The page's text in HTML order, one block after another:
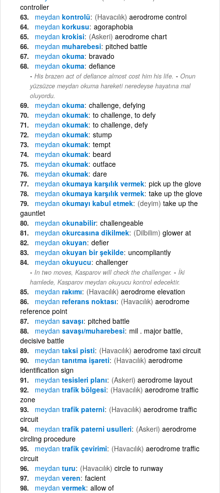
controller
meydan kontrolü (Havacılık) aerodrome control
meydan korkusu agoraphobia
meydan krokisi (Askeri) aerodrome chart
meydan muharebesi pitched battle
meydan okuma bravado
meydan okuma defiance
His brazen act of defiance almost cost him his life. - Onun
yüzsüzce meydan okuma hareketi neredeyse hayatına mal
oluyordu.
meydan okuma challenge, defying
meydan okumak to challenge, to defy
meydan okumak to challenge, defy
meydan okumak stump
meydan okumak tempt
meydan okumak beard
meydan okumak outface
meydan okumak dare
meydan okumaya karşılık vermek pick up the glove
meydan okumaya karşılık vermek take up the glove
meydan okumayı kabul etmek (deyim) take up the
gauntlet
meydan okunabilir challengeable
meydan okurcasına dikilmek (Dilbilim) glower at
meydan okuyan defier
meydan okuyan bir şekilde uncompliantly
meydan okuyucu challenger
In two moves, Kasparov will check the challenger. - İki
hamlede, Kasparov meydan okuyucu kontrol edecektir.
meydan rakımı (Havacılık) aerodrome elevation
meydan referans noktası (Havacılık) aerodrome
reference point
meydan savaşı pitched battle
meydan savaşı/muharebesi mil . major battle,
decisive battle
meydan taksi pisti (Havacılık) aerodrome taxi circuit
meydan tanıtma işareti (Havacılık) aerodrome
identification sign
meydan tesisleri planı (Askeri) aerodrome layout
meydan trafik bölgesi (Havacılık) aerodrome traffic
zone
meydan trafik paterni (Havacılık) aerodrome traffic
circuit
meydan trafik paterni usulleri (Askeri) aerodrome
circling procedure
meydan trafik çevirimi (Havacılık) aerodrome traffic
circuit
meydan turu (Havacılık) circle to runway
meydan veren facient
meydan vermek allow of